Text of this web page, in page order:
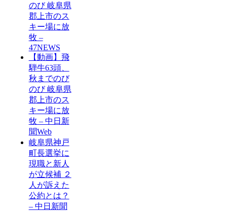
のび 岐阜県
郡上市のス
キー場に放
牧 –
47NEWS
【動画】飛
騨牛63頭、
秋までのび
のび 岐阜県
郡上市のス
キー場に放
牧 – 中日新
聞Web
岐阜県神戸
町長選挙に
現職と新人
が立候補 ２
人が訴えた
公約とは？
– 中日新聞